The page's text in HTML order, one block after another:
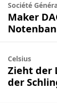
Société
Maker
Celsius
Zieht der
der